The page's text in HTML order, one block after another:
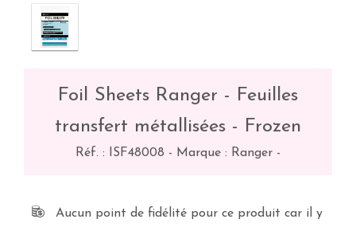
Foil Sheets Ranger - Feuilles
transfert métallisées - Frozen
Réf. : ISF48008 - Marque : Ranger -
Aucun point de fidélité pour ce produit car il y